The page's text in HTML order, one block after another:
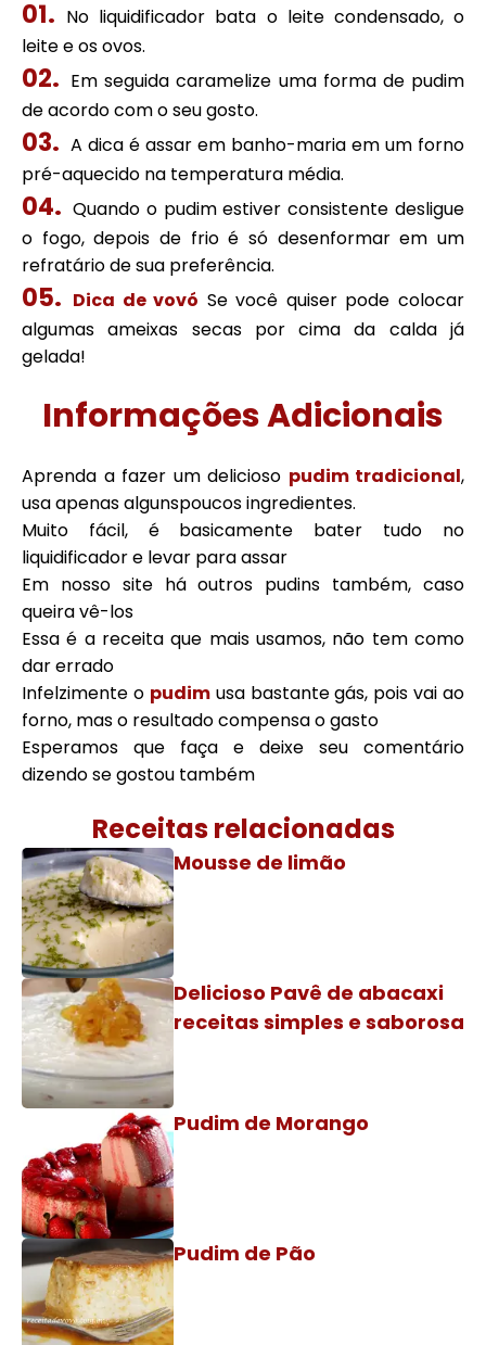
No liquidificador bata o leite condensado, o
leite e os ovos.
Em seguida caramelize uma forma de pudim
de acordo com o seu gosto.
A dica é assar em banho-maria em um forno
pré-aquecido na temperatura média.
Quando o pudim estiver consistente desligue
o fogo, depois de frio é só desenformar em um
refratário de sua preferência.
Dica de vovó Se você quiser pode colocar
algumas ameixas secas por cima da calda já
gelada!
Informações Adicionais
Aprenda a fazer um delicioso pudim tradicional,
usa apenas algunspoucos ingredientes.
Muito fácil, é basicamente bater tudo no
liquidificador e levar para assar
Em nosso site há outros pudins também, caso
queira vê-los
Essa é a receita que mais usamos, não tem como
dar errado
Infelzimente o pudimusa bastante gás, pois vai ao
forno, mas o resultado compensa o gasto
Esperamos que faça e deixe seu comentário
dizendo se gostou também
Receitas relacionadas
Mousse de limão
Delicioso Pavê de abacaxi
receitas simples e saborosa
Pudim de Morango
Pudim de Pão